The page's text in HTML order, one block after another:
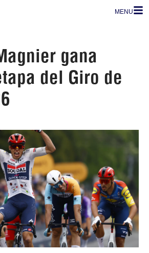
MENU
gana
del Giro de